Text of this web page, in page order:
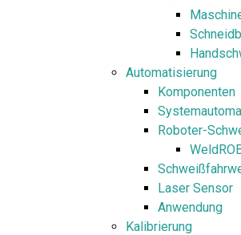
Automatisierung
Komponenten
Roboter-
Laser Sensor
Anwendung
Kalibrierung